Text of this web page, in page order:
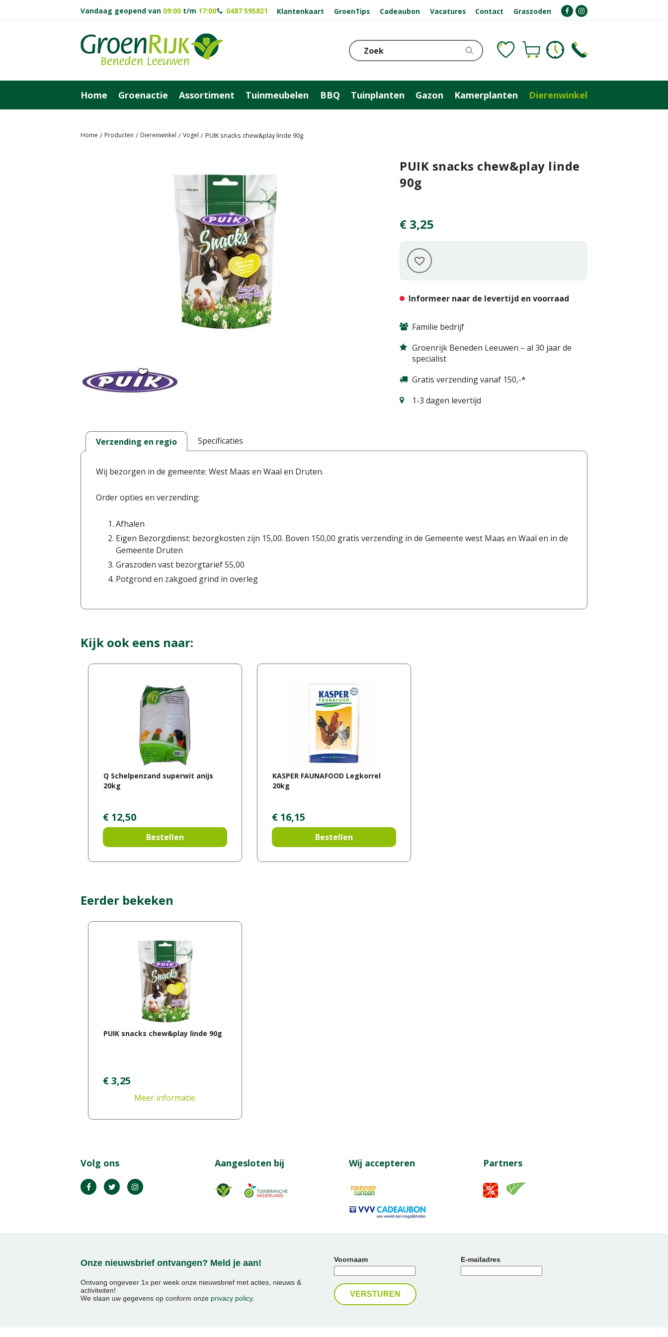
Home Producten Dierenwinkel Vogel PUIK snacks chew&play linde 90g
Vandaag geopend van 09:00 t/m 17:00 0487 595821 Klantenkaart GroenTips Cadeaubon Vacatures Contact Graszoden
Home Groenactie Assortiment Tuinmeubelen BBQ Tuinplanten Gazon Kamerplanten Dierenwinkel
PUIK snacks chew&play linde
90g
€ 3,25
Informeer naar de levertijd en voorraad
Familie bedrijf
Groenrijk Beneden Leeuwen – al 30 jaar de
specialist
Gratis verzending vanaf 150,-*
1-3 dagen levertijd
Verzending en regio Specificaties
Wij bezorgen in de gemeente: West Maas en Waal en Druten.
Order opties en verzending:
Afhalen
Eigen Bezorgdienst: bezorgkosten zijn 15,00. Boven 150,00 gratis verzending in de Gemeente west Maas en Waal en in de
Gemeente Druten
Graszoden vast bezorgtarief 55,00
Potgrond en zakgoed grind in overleg
Kijk ook eens naar:
Q Schelpenzand superwit anijs
20kg
€ 12,50
Bestellen
KASPER FAUNAFOOD Legkorrel
20kg
€ 16,15
Bestellen
Eerder bekeken
PUIK snacks chew&play linde 90g
€3,25
Meer informatie
Volg ons Aangesloten bij Wij accepteren Partners
Onze nieuwsbrief ontvangen? Meld je aan!
Ontvang ongeveer 1x per week onze nieuwsbrief met acties, nieuws &
activiteiten!
We slaan uw gegevens op conform onze privacy policy.
Voornaam E-mailadres